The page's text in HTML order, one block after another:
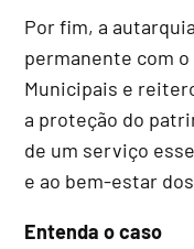
Por fim, a
permanente com
Municipais e
a proteção do
de um serviço
e ao bem-estar
Entenda o caso